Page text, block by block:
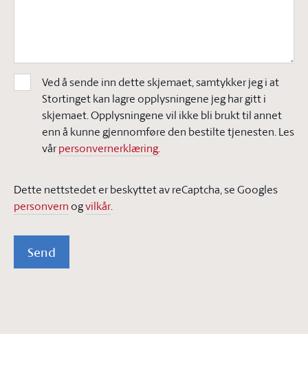
Ved å sende inn dette skjemaet, samtykker jeg i at
Stortinget kan lagre opplysningene jeg har gitt i
skjemaet. Opplysningene vil ikke bli brukt til annet
enn å kunne gjennomføre den bestilte tjenesten. Les
vårpersonvernerklæring.
Dette nettstedet er beskyttet av reCaptcha, se Googles
personvern ogvilkår.
Send